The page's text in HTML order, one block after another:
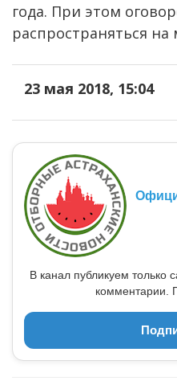
года. При этом
распространяться
23 мая 2018, 15:04
В канал публикуем только
комментарии.